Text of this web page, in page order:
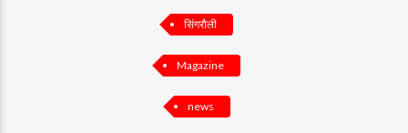
सिंगरौली
Magazine
news